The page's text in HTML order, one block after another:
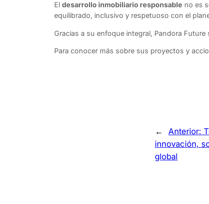
Eldesarrollo inmobiliario responsable no es
equilibrado, inclusivo y respetuoso con el
Gracias a su enfoque integral, Pandora
Para conocer más sobre sus proyectos y
← Anterior:
innovación,
global